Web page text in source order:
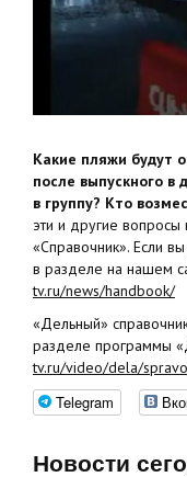
Какие пляжи будут
после выпускного в
в группу? Кто
эти и другие
«Справочник». Если
в разделе на нашем
tv.ru/news/handbook/
«Дельный»
разделе программы
tv.ru/video/dela/
Telegram
Новости